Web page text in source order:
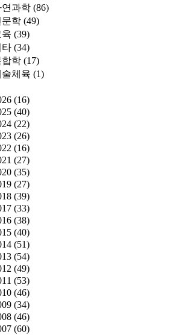
연과학 (86)
문학 (49)
육 (39)
타 (34)
합학 (17)
술체육 (1)
(16)
(40)
(22)
(26)
(16)
(27)
(35)
(27)
(39)
(33)
(38)
(40)
(51)
(54)
(49)
(53)
(46)
(34)
(46)
(60)